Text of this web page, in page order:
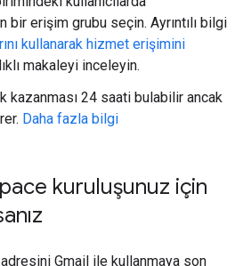
erişim grubu seçin. Ayrıntılı bilgi
kullanarak hizmet erişimini
makaleyi inceleyin.
24 saati bulabilir ancak
Daha fazla bilgi
kuruluşunuz için
Gmail ile kullanmaya son